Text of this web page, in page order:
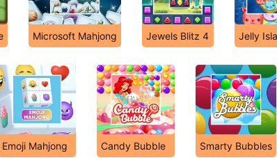
Microsoft Mahjong Jewels Blitz 4 Jelly
Emoji Mahjong Candy Bubble Smarty Bubbles